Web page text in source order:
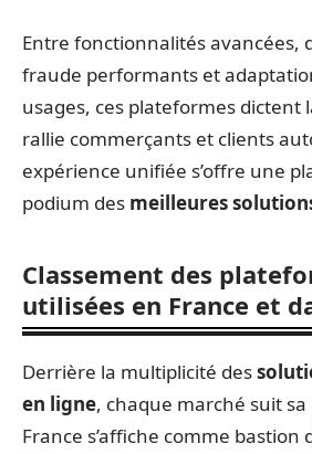
Entre fonctionnalités avancées,
fraude performants et
usages, ces plateformes dictent
rallie commerçants et clients
expérience unifiée s’offre une
podium des meilleures
Classement des
utilisées en France et
Derrière la multiplicité des
en ligne, chaque marché suit
France s’affiche comme bastion